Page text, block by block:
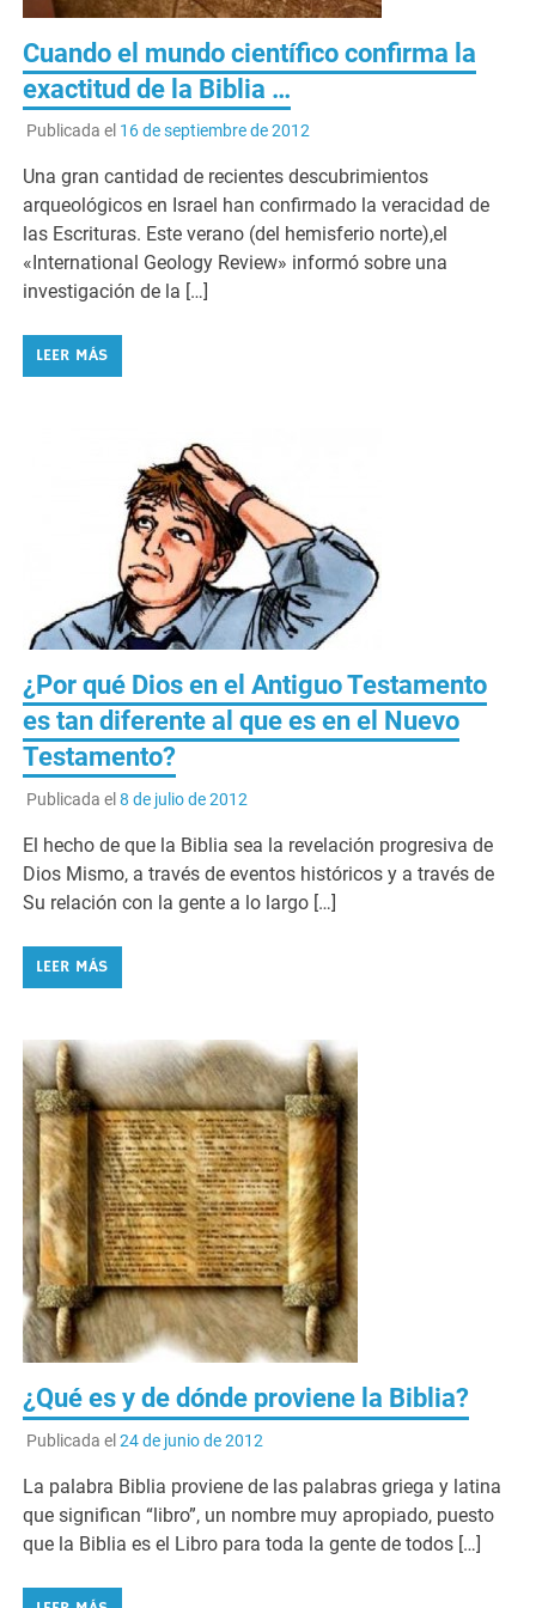
Cuando el mundo científico confirma la
exactitud de la Biblia …
Publicada el 16 de septiembre de 2012
Una gran cantidad de recientes descubrimientos
arqueológicos en Israel han confirmado la veracidad de
las Escrituras. Este verano (del hemisferio norte),el
«International Geology Review» informó sobre una
investigación de la […]
LEER MÁS
¿Por qué Dios en el Antiguo Testamento
es tan diferente al que es en el Nuevo
Testamento?
Publicada el 8 de julio de 2012
El hecho de que la Biblia sea la revelación progresiva de
Dios Mismo, a través de eventos históricos y a través de
Su relación con la gente a lo largo […]
LEER MÁS
¿Qué es y de dónde proviene la Biblia?
Publicada el 24 de junio de 2012
La palabra Biblia proviene de las palabras griega y latina
que significan “libro”, un nombre muy apropiado, puesto
que la Biblia es el Libro para toda la gente de todos […]